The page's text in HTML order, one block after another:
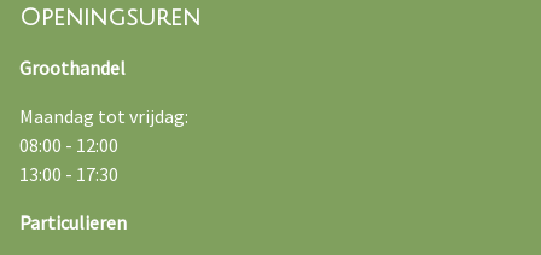
Openingsuren
Groothandel
Maandag tot vrijdag:
08:00 - 12:00
13:00 - 17:30
Particulieren